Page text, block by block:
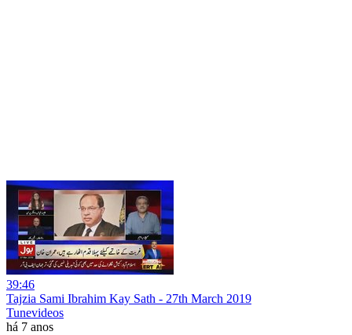
39:46
Tajzia Sami Ibrahim Kay Sath - 27th March 2019
Tunevideos
há 7 anos